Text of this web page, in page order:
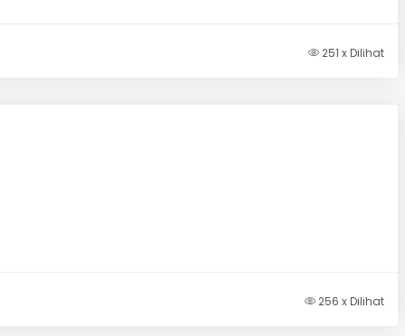
251 x Dilihat
256 x Dilihat